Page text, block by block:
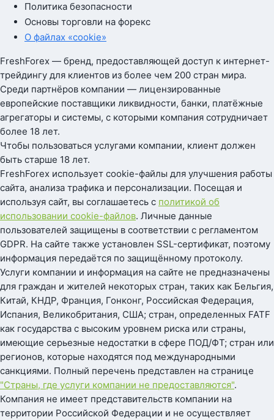
Политика безопасности
Основы торговли на форекс
О файлах «cookie»
FreshForex — бренд, предоставляющей доступ к интернет-
трейдингу для клиентов из более чем 200 стран мира.
Среди партнёров компании — лицензированные
европейские поставщики ликвидности, банки, платёжные
агрегаторы и системы, с которыми компания сотрудничает
более 18 лет.
Чтобы пользоваться услугами компании, клиент должен
быть старше 18 лет.
FreshForex использует cookie-файлы для улучшения работы
сайта, анализа трафика и персонализации. Посещая и
используя сайт, вы соглашаетесь с политикой об
использовании cookie-файлов. Личные данные
пользователей защищены в соответствии с регламентом
GDPR. На сайте также установлен SSL-сертификат, поэтому
информация передаётся по защищённому протоколу.
Услуги компании и информация на сайте не предназначены
для граждан и жителей некоторых стран, таких как Бельгия,
Китай, КНДР, Франция, Гонконг, Российская Федерация,
Испания, Великобритания, США; стран, определенных FATF
как государства с высоким уровнем риска или страны,
имеющие серьезные недостатки в сфере ПОД/ФТ; стран или
регионов, которые находятся под международными
санкциями. Полный перечень представлен на странице
"Страны, где услуги компании не предоставляются".
Компания не имеет представительств компании на
территории Российской Федерации и не осуществляет